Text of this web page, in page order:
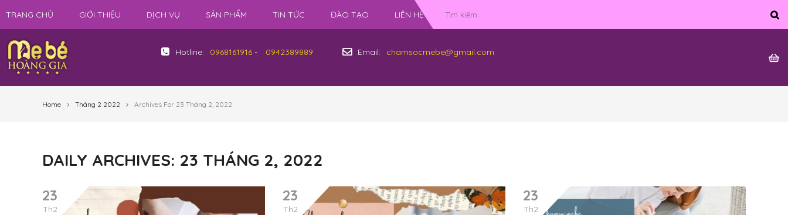
TRANG CHỦ GIỚI THIỆU DỊCH VỤ SẢN PHẨM TIN TỨC ĐÀO TẠO LIÊN HỆ
Hotline: 0968161916- 0942389889 Email: chamsocmebe@gmail.com
Home Tháng 2 2022 Archives For 23 Tháng 2, 2022
DAILY ARCHIVES: 23 THÁNG 2, 2022
23
Th2
23
Th2
23
Th2